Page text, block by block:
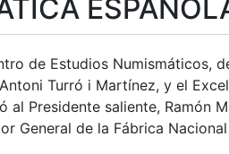
de Estudios Numismáticos,
Turró i Martínez, y el
al Presidente saliente,
General de la Fábrica